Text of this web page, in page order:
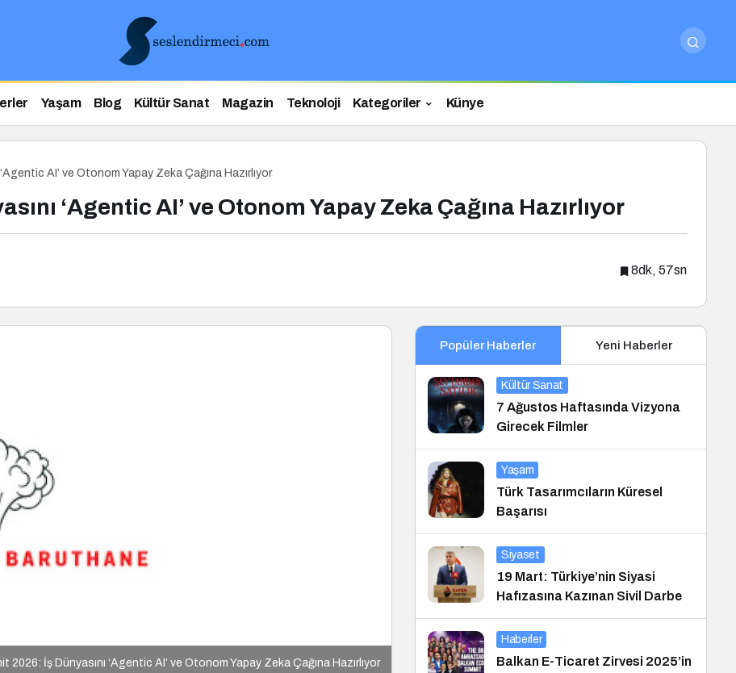
Yaşam Blog Kültür Sanat Magazin Teknoloji Kategoriler Künye
AI’ ve Otonom Yapay Zeka Çağına Hazırlıyor
‘Agentic AI’ ve Otonom Yapay Zeka Çağına Hazırlıyor
8dk, 57sn
2026: İş Dünyasını ‘Agentic AI’ ve Otonom Yapay Zeka Çağına Hazırlıyor
Popüler Haberler Yeni Haberler
Kültür Sanat
7 Ağustos Haftasında Vizyona
Girecek Filmler
Yaşam
Türk Tasarımcıların Küresel
Başarısı
Siyaset
19 Mart: Türkiye’nin Siyasi
Hafızasına Kazınan Sivil Darbe
Haberler
Balkan E-Ticaret Zirvesi 2025’in